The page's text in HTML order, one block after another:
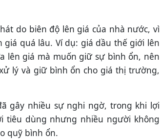
do biên độ lên giá của nhà nước, vì
quá lâu. Ví dụ: giá dầu thế giới lên
lên giá mà muốn giữ sự bình ổn, nên
lý và giữ bình ổn cho giá thị trường,
gây nhiều sự nghi ngờ, trong khi lợi
tiêu dùng nhưng nhiều người không
quỹ bình ổn.